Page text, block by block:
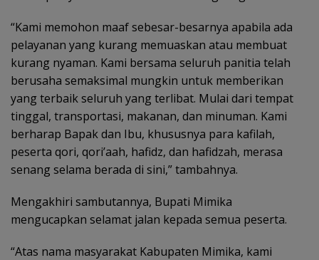
“Kami memohon maaf sebesar-besarnya apabila ada
pelayanan yang kurang memuaskan atau membuat
kurang nyaman. Kami bersama seluruh panitia telah
berusaha semaksimal mungkin untuk memberikan
yang terbaik seluruh yang terlibat. Mulai dari tempat
tinggal, transportasi, makanan, dan minuman. Kami
berharap Bapak dan Ibu, khususnya para kafilah,
peserta qori, qori’aah, hafidz, dan hafidzah, merasa
senang selama berada di sini,” tambahnya.
Mengakhiri sambutannya, Bupati Mimika
mengucapkan selamat jalan kepada semua peserta.
“Atas nama masyarakat Kabupaten Mimika, kami